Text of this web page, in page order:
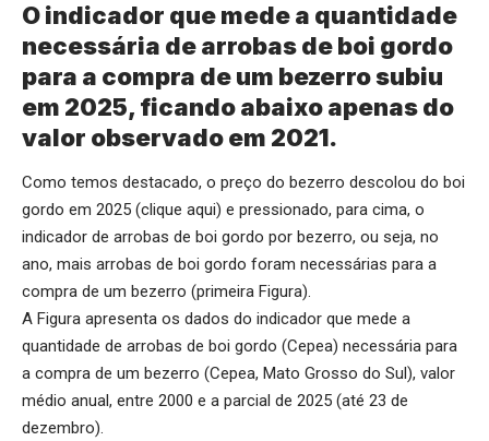
O indicador que mede a quantidade
necessária de arrobas de boi gordo
para a compra de um bezerro subiu
em 2025, ficando abaixo apenas do
valor observado em 2021.
Como temos destacado, o preço do bezerro descolou do boi
gordo em 2025 (clique aqui) e pressionado, para cima, o
indicador de arrobas de boi gordo por bezerro, ou seja, no
ano, mais arrobas de boi gordo foram necessárias para a
compra de um bezerro (primeira Figura).
A Figura apresenta os dados do indicador que mede a
quantidade de arrobas de boi gordo (Cepea) necessária para
a compra de um bezerro (Cepea, Mato Grosso do Sul), valor
médio anual, entre 2000 e a parcial de 2025 (até 23 de
dezembro).